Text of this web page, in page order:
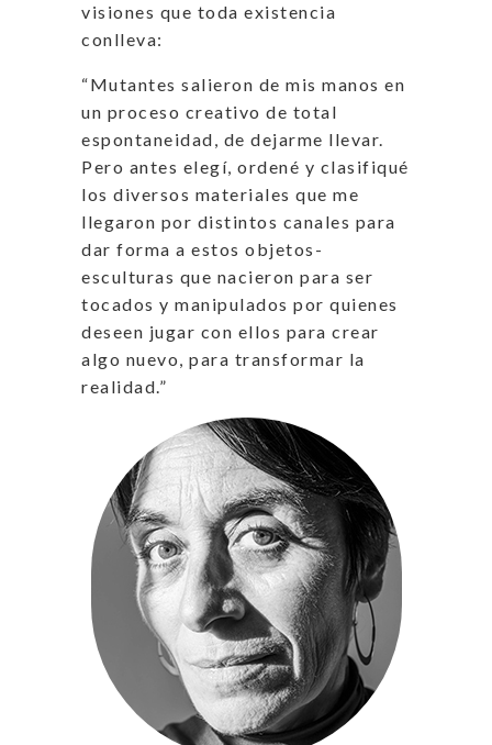
visiones que toda existencia
conlleva:
“Mutantes salieron de mis manos en
un proceso creativo de total
espontaneidad, de dejarme llevar.
Pero antes elegí, ordené y clasifiqué
los diversos materiales que me
llegaron por distintos canales para
dar forma a estos objetos-
esculturas que nacieron para ser
tocados y manipulados por quienes
deseen jugar con ellos para crear
algo nuevo, para transformar la
realidad.”